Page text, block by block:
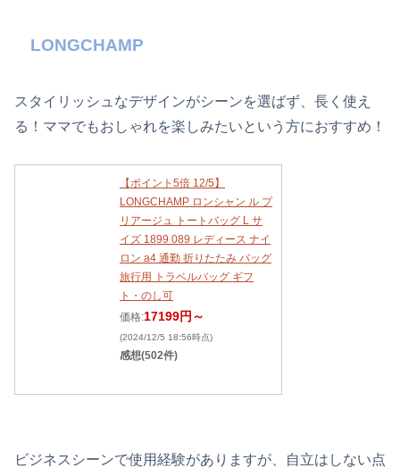
LONGCHAMP
スタイリッシュなデザインがシーンを選ばず、長く使え
る！ママでもおしゃれを楽しみたいという方におすすめ！
【ポイント5倍 12/5】
LONGCHAMP ロンシャン ル プ
リアージュ トートバッグ L サ
イズ 1899 089 レディース ナイ
ロン a4 通勤 折りたたみ バッグ
旅行用 トラベルバッグ ギフ
ト・のし可
価格:17199円～
(2024/12/5 18:56時点)
感想(502件)
ビジネスシーンで使用経験がありますが、自立はしない点